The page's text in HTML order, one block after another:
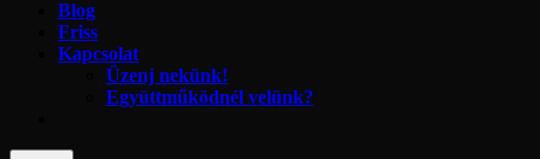
Blog
Friss
Kapcsolat
Üzenj nekünk!
Együttműködnél velünk?